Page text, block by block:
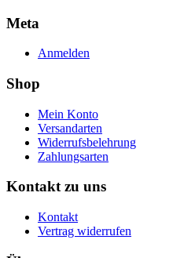
Meta
Anmelden
Shop
Mein Konto
Versandarten
Widerrufsbelehrung
Zahlungsarten
Kontakt zu uns
Kontakt
Vertrag widerrufen